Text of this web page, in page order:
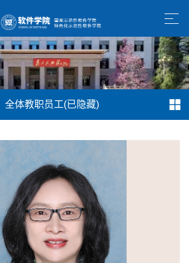
全体教职员工(已隐藏)